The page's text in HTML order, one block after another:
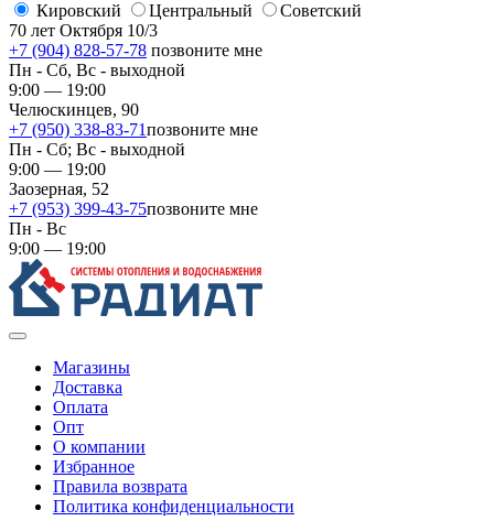
Кировский
​Центральный
​Советский
70 лет Октября 10/3
+7 (904) 828-57-78 позвоните мне
Пн - Сб, Вс - выходной
9:00 — 19:00
Челюскинцев, 90
+7 (950) 338-83-71позвоните мне
Пн - Сб; Вс - выходной
9:00 — 19:00
Заозерная, 52
+7 (953) 399-43-75позвоните мне
Пн - Вс
9:00 — 19:00
Магазины
Доставка
Оплата
Опт
О компании
Избранное
Правила возврата
Политика конфиденциальности